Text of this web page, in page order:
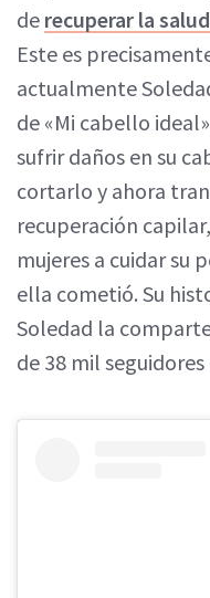
de recuperar la
Este es
actualmente
de «Mi cabello
sufrir daños en su
cortarlo y ahora
recuperación
mujeres a cuidar su
ella cometió. Su
Soledad la
de 38 mil